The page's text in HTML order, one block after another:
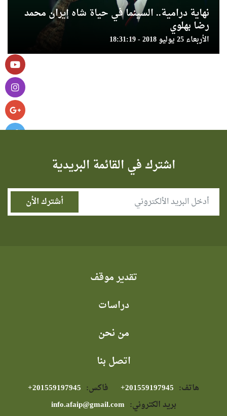
نهاية درامية.. السينما في حياة شاه إيران محمد
رضا بهلوي
الأربعاء 25 يوليو 2018 - 18:31:19
اشترك في القائمة البريدية
تقدير موقف
دراسات
من نحن
اتصل بنا
هاتف: فاكس:
بريد الكتروني: info.afaip@gmail.com